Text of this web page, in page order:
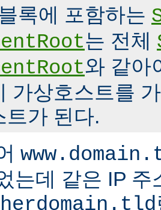
록에 포함하는
는 전체
와 같아
가상호스트를
트가 된다.
는데 같은 IP 주